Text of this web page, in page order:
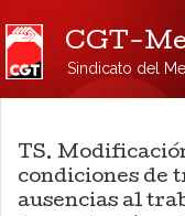
CGT-
Sindicato del
TS.
condiciones de
ausencias al